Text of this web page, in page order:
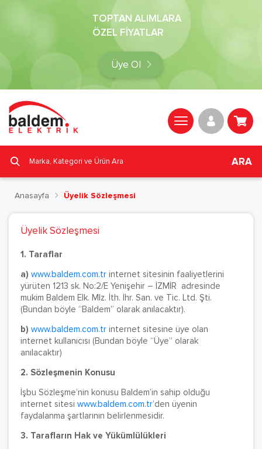
TOPTAN ALIMLARA
ÖZEL FİYATLAR
Üye Ol
ARA
Anasayfa Üyelik Sözleşmesi
Üyelik Sözleşmesi
1. Taraflar
a) www.baldem.com.tr internet sitesinin faaliyetlerini
yürüten 1213 sk. No:2/E Yenişehir – İZMİR adresinde
mukim Baldem Elk. Mlz. İth. İhr. San. ve Tic. Ltd. Şti.
(Bundan böyle “Baldem” olarak anılacaktır).
b) www.baldem.com.tr internet sitesine üye olan
internet kullanıcısı (Bundan böyle “Üye” olarak
anılacaktır)
2. Sözleşmenin Konusu
İşbu Sözleşme’nin konusu Baldem’in sahip olduğu
internet sitesi www.baldem.com.tr’den üyenin
faydalanma şartlarının belirlenmesidir.
3. Tarafların Hak ve Yükümlülükleri